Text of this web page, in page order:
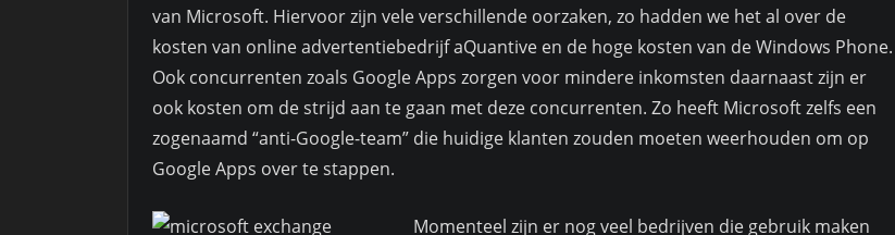
van Microsoft. Hiervoor zijn vele verschillende oorzaken, zo hadden we het al over de
kosten van online advertentiebedrijf aQuantive en de hoge kosten van de Windows Phone.
Ook concurrenten zoals Google Apps zorgen voor mindere inkomsten daarnaast zijn er
ook kosten om de strijd aan te gaan met deze concurrenten. Zo heeft Microsoft zelfs een
zogenaamd “anti-Google-team” die huidige klanten zouden moeten weerhouden om op
Google Apps over te stappen.
Momenteel zijn er nog veel bedrijven die gebruik maken